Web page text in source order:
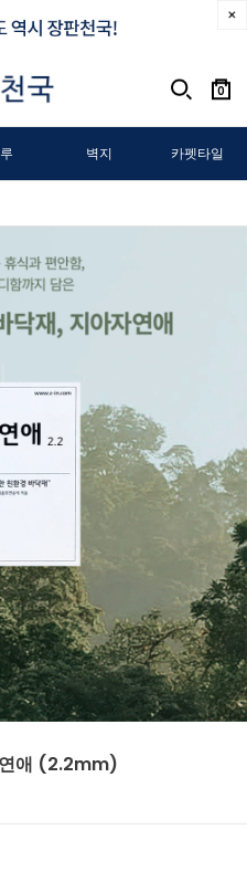
0
벽지 카펫타일
애 (2.2mm)